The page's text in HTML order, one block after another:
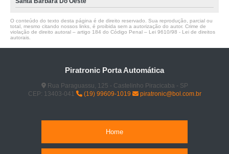
O conteúdo do texto desta página é de direito reservado. Sua reprodução, parcial ou
total, mesmo citando nossos links, é proibida sem a autorização do autor. Crime de
violação de direito autoral – artigo 184 do Código Penal – Lei 9610/98 - Lei de direitos
autorais
Piratronic Porta Automática
Rua Paraguassu, 125 - Castelinho Piracicaba - SP
CEP: 13403-041
(19) 99609-1019 piratronic@bol.com.br
Home